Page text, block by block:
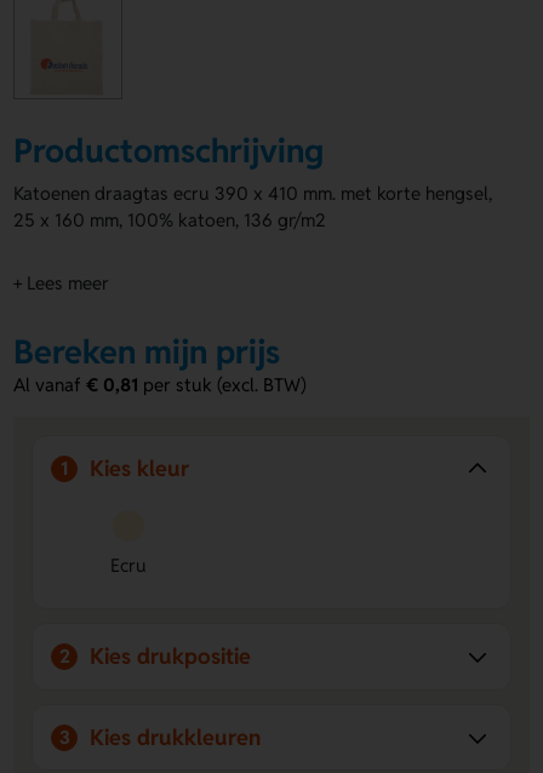
Productomschrijving
Katoenen draagtas ecru 390 x 410 mm. met korte hengsel,
25 x 160 mm, 100% katoen, 136 gr/m2
+ Lees meer
Bereken mijn prijs
Al vanaf€ 0,81 per stuk (excl. BTW)
1 Kies kleur
Ecru
2 Kies drukpositie
3 Kies drukkleuren